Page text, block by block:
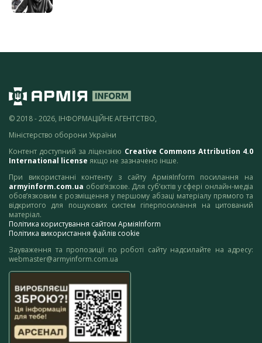
© 2018 - 2026, ІНФОРМАЦІЙНЕ АГЕНТСТВО,
Міністерство оборони України
Контент доступний за ліцензією Creative Commons Attribution 4.0
International license якщо не зазначено інше.
При використанні контенту з сайту АрміяInform посилання на
armyinform.com.ua обов’язкове. Для суб’єктів у сфері онлайн-медіа
обов’язковим є розміщення у першому абзаці матеріалу прямого та
відкритого для пошукових систем гіперпосилання на цитований
матеріал.
Політика користування сайтом АрміяInform
Політика використання файлів cookie
Зауваження та пропозиції по роботі сайту надсилайте на адресу:
webmaster@armyinform.com.ua